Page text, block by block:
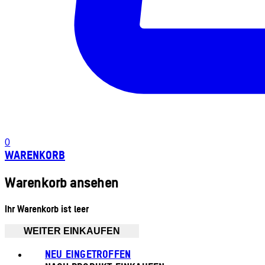
0
WARENKORB
Warenkorb ansehen
Ihr Warenkorb ist leer
WEITER EINKAUFEN
NEU EINGETROFFEN